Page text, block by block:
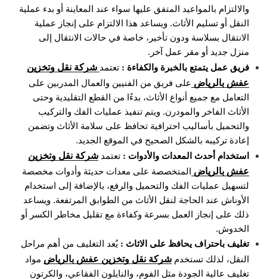
والالتزام بالمواعيد المتفق عليها سواء عند المعاينة أو بدء عملية
النقل أو تسليم الأثاث. ويساعد هذا الالتزام على إنجاز عملية
الانتقال بسلاسة ودون تأخير، خاصة في حالات الانتقال إلى
منزل جديد أو مقر عمل آخر.
فريق عمل يتمتع بالخبرة والكفاءة : تعتمد شركة نقل وتخزين
عفش بالرياض على فريق من الفنيين والعمال المدربين على
التعامل مع جميع أنواع الأثاث، بدءًا من القطع التقليدية وحتى
الأثاث الفاخر والمودرن. ويتم تنفيذ عمليات الفك والتركيب
والتحميل بأساليب احترافية تحافظ على سلامة الأثاث وتضمن
إعادة تركيبه بالشكل الصحيح في الموقع الجديد.
استخدام أحدث المعدات والأدوات : تعتمد شركة نقل وتخزين
عفش بالرياض المتخصصة على معدات حديثة وأدوات مخصصة
لتسهيل عمليات الفك والتحميل والرفع، بالإضافة إلى استخدام
الأوناش عند الحاجة لنقل الأثاث من الطوابق المرتفعة. ويساعد
ذلك على إنجاز العمل بسرعة وكفاءة مع تقليل مخاطر الكسر أو
الخدوش.
تغليف باحتراف يحافظ على الاثاث : يُعد التغليف من أهم مراحل
النقل، لذلك تستخدم شركة نقل وتخزين عفش بالرياض مواد
تغليف عالية الجودة مثل الفوم، والنايلون الفقاعي، والكرتون